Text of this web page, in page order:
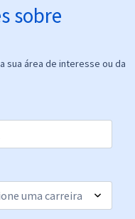
sobre
sua área de interesse ou da